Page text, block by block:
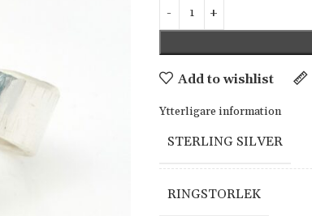
Add to wishlist
Ytterligare information
STERLING SILVER
RINGSTORLEK